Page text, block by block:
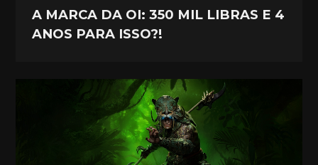
A MARCA DA OI: 350 MIL LIBRAS E 4
ANOS PARA ISSO?!